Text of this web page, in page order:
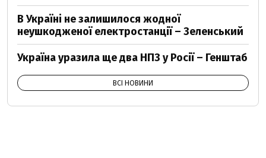
В Україні не залишилося жодної
неушкодженої електростанції – Зеленський
Україна уразила ще два НПЗ у Росії – Генштаб
ВСІ НОВИНИ